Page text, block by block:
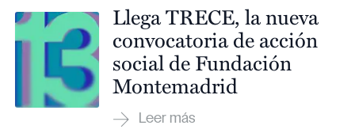
Llega TRECE, la nueva
convocatoria de acción
social de Fundación
Montemadrid